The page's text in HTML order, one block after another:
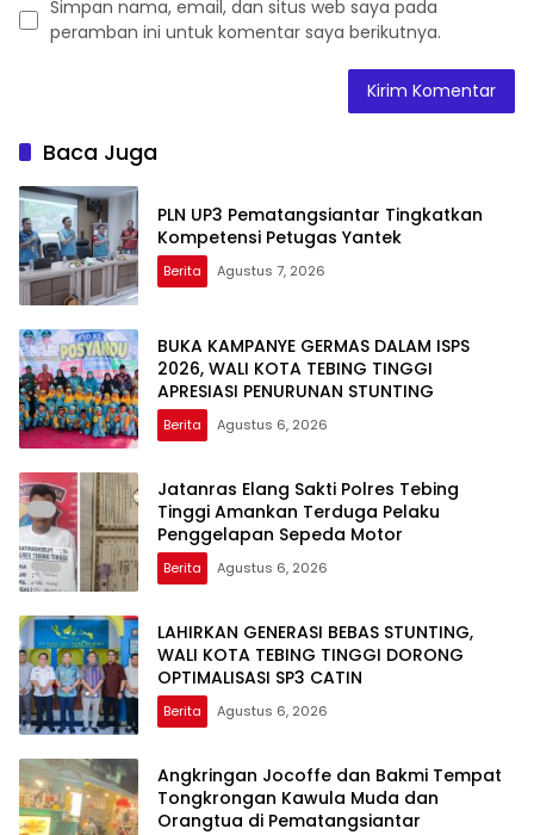
Simpan nama, email, dan situs web saya pada
peramban ini untuk komentar saya berikutnya.
Baca Juga
PLN UP3 Pematangsiantar Tingkatkan
Kompetensi Petugas Yantek
Berita Agustus 7, 2026
BUKA KAMPANYE GERMAS DALAM ISPS
2026, WALI KOTA TEBING TINGGI
APRESIASI PENURUNAN STUNTING
Berita Agustus 6, 2026
Jatanras Elang Sakti Polres Tebing
Tinggi Amankan Terduga Pelaku
Penggelapan Sepeda Motor
Berita Agustus 6, 2026
LAHIRKAN GENERASI BEBAS STUNTING,
WALI KOTA TEBING TINGGI DORONG
OPTIMALISASI SP3 CATIN
Berita Agustus 6, 2026
Angkringan Jocoffe dan Bakmi Tempat
Tongkrongan Kawula Muda dan
Orangtua di Pematangsiantar